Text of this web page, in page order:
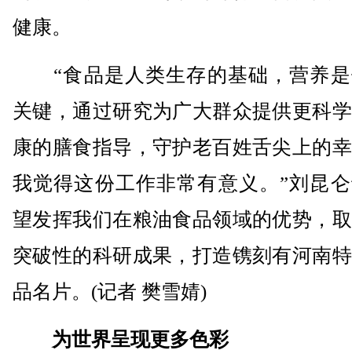
健康。
“食品是人类生存的基础，营养是
关键，通过研究为广大群众提供更科
康的膳食指导，守护老百姓舌尖上的
我觉得这份工作非常有意义。”刘昆
望发挥我们在粮油食品领域的优势，
突破性的科研成果，打造镌刻有河南
品名片。(记者 樊雪婧)
为世界呈现更多色彩